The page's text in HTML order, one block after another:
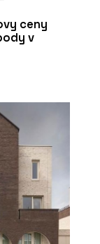
ceny
v